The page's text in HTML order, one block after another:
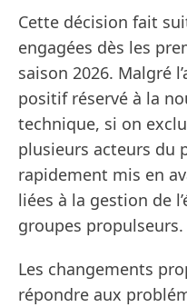
Cette décision fait
engagées dès les
saison 2026. Malgré
positif réservé à la
technique, si on
plusieurs acteurs du
rapidement mis en
liées à la gestion de
groupes propulseurs.
Les changements
répondre aux